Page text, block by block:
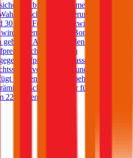
bietet im Rahmen der Kfz-
zwischen Versicherungssummen
30 Mio. Für Kunden zwischen dem
sofern sie in der Bonus Malus-
geboten. Andere Kunden können
abschließen. Dem
Aufpreis eine Insassen-
und/oder ein
werden. Ein Selbstbehalt in der
wählbar für
22. Lebensjahr.